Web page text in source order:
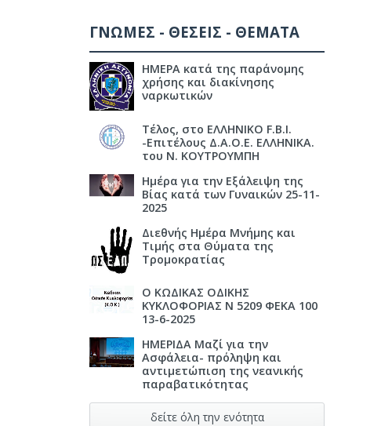
ΓΝΩΜΕΣ - ΘΕΣΕΙΣ - ΘΕΜΑΤΑ
ΗΜΕΡΑ κατά της παράνομης
χρήσης και διακίνησης
ναρκωτικών
Τέλος, στο ΕΛΛΗΝΙΚΟ F.B.I.
-Επιτέλους Δ.Α.Ο.Ε. ΕΛΛΗΝΙΚΑ.
του Ν. ΚΟΥΤΡΟΥΜΠΗ
Ημέρα για την Εξάλειψη της
Βίας κατά των Γυναικών 25-11-
2025
Διεθνής Ημέρα Μνήμης και
Τιμής στα Θύματα της
Τρομοκρατίας
Ο ΚΩΔΙΚΑΣ ΟΔΙΚΗΣ
ΚΥΚΛΟΦΟΡΙΑΣ Ν 5209 ΦΕΚΑ 100
13-6-2025
ΗΜΕΡΙΔΑ Μαζί για την
Ασφάλεια- πρόληψη και
αντιμετώπιση της νεανικής
παραβατικότητας
δείτε όλη την ενότητα